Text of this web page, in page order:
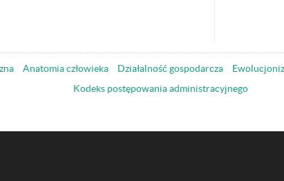
Anatomia człowieka Działalność gospodarcza
Kodeks postępowania administracyjnego